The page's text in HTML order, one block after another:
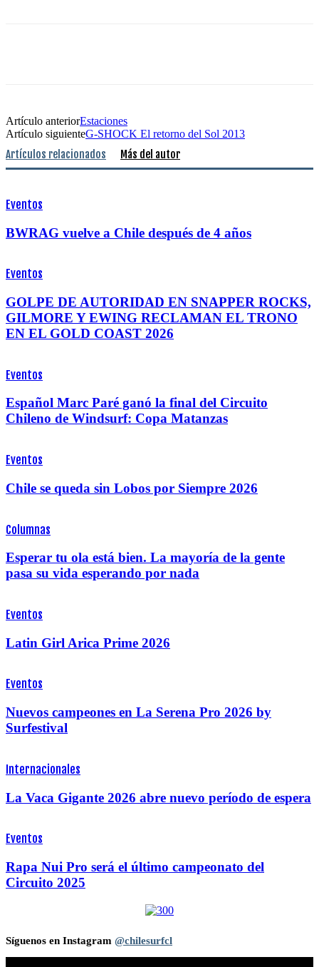
Artículo anteriorEstaciones
Artículo siguienteG-SHOCK El retorno del Sol 2013
Artículos relacionados Más del autor
Eventos
BWRAG vuelve a Chile después de 4 años
Eventos
GOLPE DE AUTORIDAD EN SNAPPER ROCKS,
GILMORE Y EWING RECLAMAN EL TRONO
EN EL GOLD COAST 2026
Eventos
Español Marc Paré ganó la final del Circuito
Chileno de Windsurf: Copa Matanzas
Eventos
Chile se queda sin Lobos por Siempre 2026
Columnas
Esperar tu ola está bien. La mayoría de la gente
pasa su vida esperando por nada
Eventos
Latin Girl Arica Prime 2026
Eventos
Nuevos campeones en La Serena Pro 2026 by
Surfestival
Internacionales
La Vaca Gigante 2026 abre nuevo período de espera
Eventos
Rapa Nui Pro será el último campeonato del
Circuito 2025
Síguenos en Instagram @chilesurfcl